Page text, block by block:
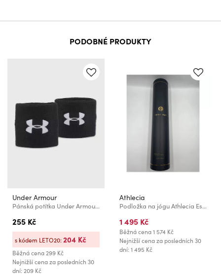
PODOBNÉ PRODUKTY
Under Armour
Pánská potítka Under Armour Performance Wristbands
255 Kč
Běžná cena299 Kč
Nejnižší cena za posledních 30
dní: 209 Kč
s kódem LETO20:204 Kč
Athlecia
Podložka na jógu Athlecia Estell Velikost:
1 495 Kč
Běžná cena1 574 Kč
Nejnižší cena za posledních 30
dní: 1 495 Kč